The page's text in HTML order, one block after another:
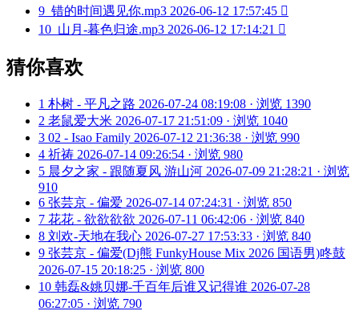
9 错的时间遇见你.mp3 2026-06-12 17:57:45 
10 山月-暮色归途.mp3 2026-06-12 17:14:21 
猜你喜欢
1 朴树 - 平凡之路 2026-07-24 08:19:08 · 浏览 1390
2 老鼠爱大米 2026-07-17 21:51:09 · 浏览 1040
3 02 - Isao Family 2026-07-12 21:36:38 · 浏览 990
4 祈祷 2026-07-14 09:26:54 · 浏览 980
5 晨夕之家 - 跟随夏风 游山河 2026-07-09 21:28:21 · 浏览
910
6 张芸京 - 偏爱 2026-07-14 07:24:31 · 浏览 850
7 花花 - 欲欲欲欲 2026-07-11 06:42:06 · 浏览 840
8 刘欢-天地在我心 2026-07-27 17:53:33 · 浏览 840
9 张芸京 - 偏爱(Dj熊 FunkyHouse Mix 2026 国语男)咚鼓
2026-07-15 20:18:25 · 浏览 800
10 韩磊&姚贝娜-千百年后谁又记得谁 2026-07-28
06:27:05 · 浏览 790